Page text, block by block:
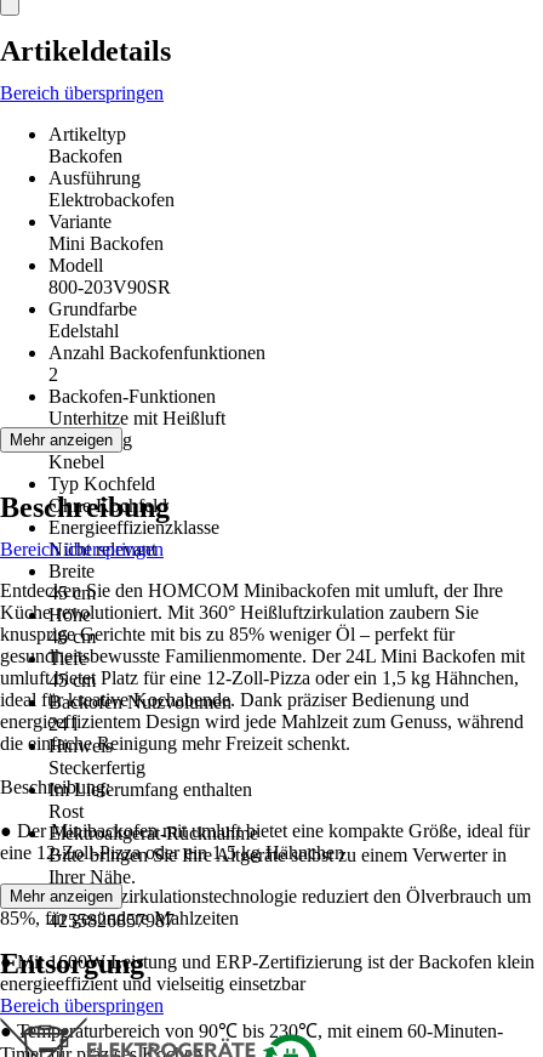
Artikeldetails
Bereich überspringen
Artikeltyp
Backofen
Ausführung
Elektrobackofen
Variante
Mini Backofen
Modell
800-203V90SR
Grundfarbe
Edelstahl
Anzahl Backofenfunktionen
2
Backofen-Funktionen
Unterhitze mit Heißluft
Bedienung
Knebel
Typ Kochfeld
Ohne Kochfeld
Energieeffizienzklasse
Nicht relevant
Breite
45 cm
Höhe
46 cm
Tiefe
45 cm
Backofen Nutzvolumen
24 l
Hinweis
Steckerfertig
Im Lieferumfang enthalten
Rost
Elektroaltgerät-Rücknahme
Bitte bringen Sie Ihre Altgeräte selbst zu einem Verwerter in
Ihrer Nähe.
EAN
4255826857987
Mehr anzeigen
Beschreibung
Bereich überspringen
Entdecken Sie den HOMCOM Minibackofen mit umluft, der Ihre
Küche revolutioniert. Mit 360° Heißluftzirkulation zaubern Sie
knusprige Gerichte mit bis zu 85% weniger Öl – perfekt für
gesundheitsbewusste Familienmomente. Der 24L Mini Backofen mit
umluft bietet Platz für eine 12-Zoll-Pizza oder ein 1,5 kg Hähnchen,
ideal für kreative Kochabende. Dank präziser Bedienung und
energieeffizientem Design wird jede Mahlzeit zum Genuss, während
die einfache Reinigung mehr Freizeit schenkt.
Beschreibung:
● Der Minibackofen mit umluft bietet eine kompakte Größe, ideal für
eine 12-Zoll-Pizza oder ein 1,5 kg Hähnchen
● 360º Heißluftzirkulationstechnologie reduziert den Ölverbrauch um
85%, für gesündere Mahlzeiten
● Mit 1600W Leistung und ERP-Zertifizierung ist der Backofen klein
energieeffizient und vielseitig einsetzbar
● Temperaturbereich von 90℃ bis 230℃, mit einem 60-Minuten-
Mehr anzeigen
Entsorgung
Bereich überspringen